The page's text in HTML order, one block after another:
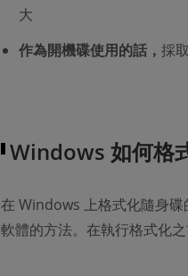
大
作為開機碟使用的話， 採
Windows 如何格
在 Windows 上格式化隨身
軟體的方法。在執行格式化